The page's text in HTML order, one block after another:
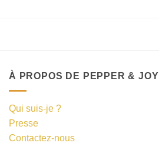
À PROPOS DE PEPPER & JOY
Qui suis-je ?
Presse
Contactez-nous